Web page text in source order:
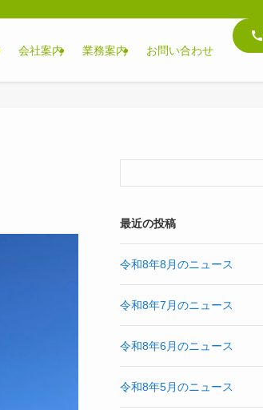
会社案内 業務案内 お問い合わせ
最近の投稿
令和8年8月のニュース
令和8年7月のニュース
令和8年6月のニュース
令和8年5月のニュース